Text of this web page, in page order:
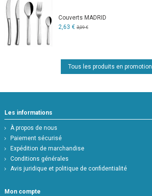
Couverts MADRID
2,63 € 3,09 €
Tous les produits en promotion
Les informations
À propos de nous
Paiement sécurisé
Expédition de marchandise
Conditions générales
Avis juridique et politique de confidentialité
Mon compte